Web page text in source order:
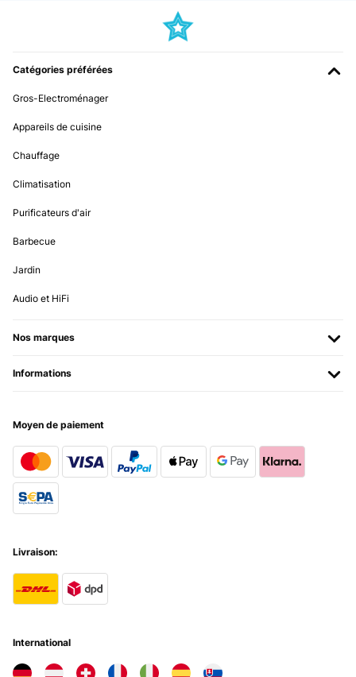
18/11/2025
Ich habe mir diese Kühlbox eigentlich für Ausflüge ( also fürs Auto )
am Strom und mit Einsatz von Kühlakkus ,waren die Getränke /etc.
ich diese Box aber im Dauereinsatz im Haus . Die Kühlcombi war
defekt und es dauerte 2 Wochen bis die neue geliefert wurde . Also
(Butter , Wurst, Joghurt , Käse....)Für einen 2 Personenhaushalt
3.Tag eine leichte Eisbildung unterhalb vom Deckel - habe es
wurde das Eis fester und nach einer Woche habe ich alles aus der
und die Box wieder abgetaut und die nächsten Sommerausflüge
Einsatz über längere Zeit (über Wochen) bedingt geeignet , eben als
ich die Klarstein Kühl und Warmhalte Box auch empfehlen .
AVIS VÉRIFIÉ
28/01/2025
Comprato e portato in parecchi viaggi, anche in traghetto, l’ho
portato in macchina per viaggi lunghi e lasciato in hotel.Mantiene
Traduire
Catégories préférées
Gros-Electroménager
Appareils de cuisine
Chauffage
Climatisation
Purificateurs d'air
Barbecue
Jardin
Audio et HiFi
Nos marques
Informations
Moyen de paiement
Livraison:
International